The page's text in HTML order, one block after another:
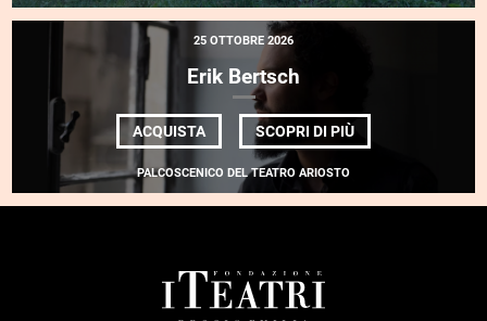
25 OTTOBRE 2026
Erik Bertsch
ACQUISTA SCOPRI DI PIÙDI
ERIK
PALCOSCENICO DEL TEATRO ARIOSTO